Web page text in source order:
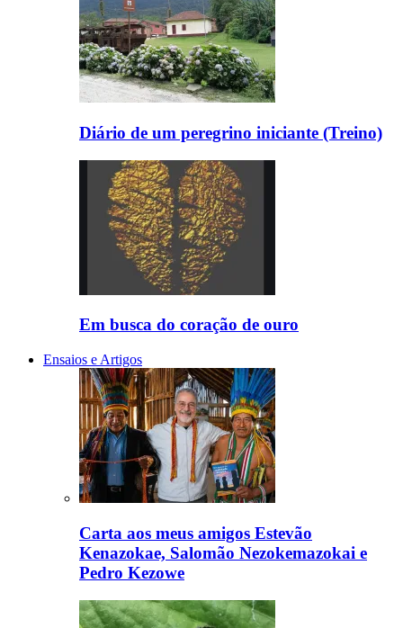
Diário de um peregrino iniciante (Treino)
Em busca do coração de ouro
Ensaios e Artigos
Carta aos meus amigos Estevão
Kenazokae, Salomão Nezokemazokai e
Pedro Kezowe